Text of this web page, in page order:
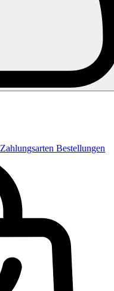
Zahlungsarten Bestellungen